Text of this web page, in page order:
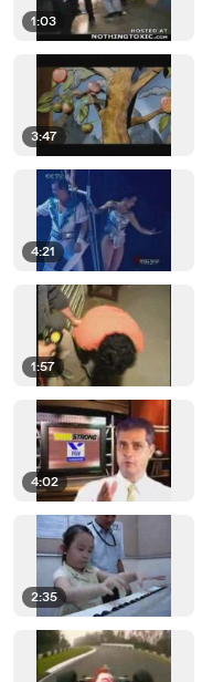
1:03
3:47
4:21
1:57
4:02
2:35